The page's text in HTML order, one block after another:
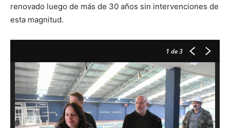
renovado luego de más de 30 años sin intervenciones de
esta magnitud.
1 de 3